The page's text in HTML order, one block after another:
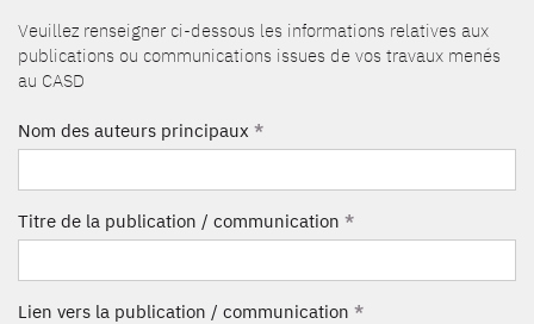
Veuillez renseigner ci-dessous les informations relatives aux
publications ou communications issues de vos travaux menés
au CASD
Nom des auteurs principaux *
Titre de la publication / communication *
Lien vers la publication / communication *